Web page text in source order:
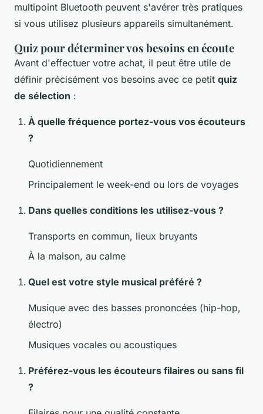
multipoint Bluetooth peuvent s'avérer très pratiques
si vous utilisez plusieurs appareils simultanément.
Quiz pour déterminer vos besoins en écoute
Avant d'effectuer votre achat, il peut être utile de
définir précisément vos besoins avec ce petit quiz
de sélection :
À quelle fréquence portez-vous vos écouteurs
?
Quotidiennement
Principalement le week-end ou lors de voyages
Dans quelles conditions les utilisez-vous ?
Transports en commun, lieux bruyants
À la maison, au calme
Quel est votre style musical préféré ?
Musique avec des basses prononcées (hip-hop,
électro)
Musiques vocales ou acoustiques
Préférez-vous les écouteurs filaires ou sans fil
?